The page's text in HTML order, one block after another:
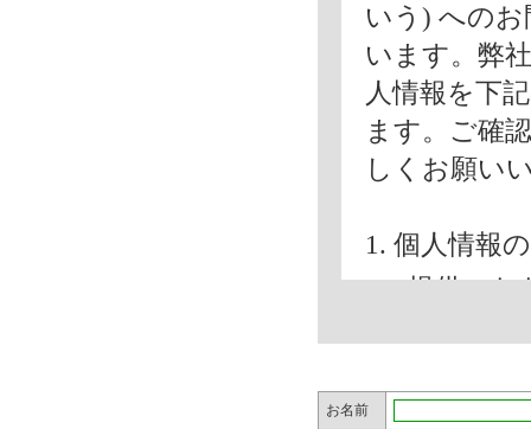
いう) への
います。弊
人情報を下
ます。ご確
しくお願い
1. 個人情報
ご提供いた
(2) 弊社主
お名前